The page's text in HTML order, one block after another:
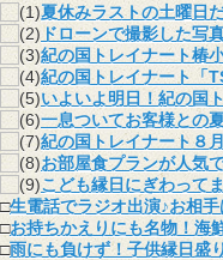
夏休みラストの土曜日
ドローンで撮影した写
紀の国トレイナート椿
紀の国トレイナート「
いよいよ明日！紀の国
一息ついてお客様との
紀の国トレイナート８
お部屋食プランが人気
こども縁日にぎわって
□生電話でラジオ出演♪お相
□お持ちかえりにも名物！海
□雨にも負けず！子供縁日盛